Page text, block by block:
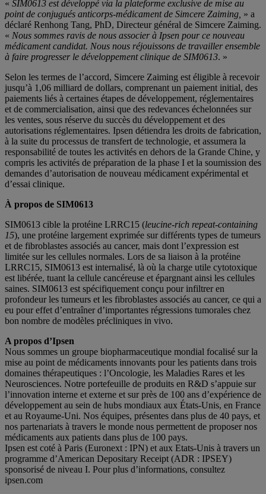
« SIM0613 est développé via la plateforme exclusive de mise au
point de conjugués anticorps-médicament de Simcere Zaiming, » a
déclaré Renhong Tang, PhD, Directeur général de Simcere Zaiming.
« Nous sommes ravis de nous associer à Ipsen pour ce nouveau
médicament candidat. Nous nous réjouissons de travailler ensemble
à faire progresser le développement clinique de SIM0613. »
Selon les termes de l’accord, Simcere Zaiming est éligible à recevoir
jusqu’à 1,06 milliard de dollars, comprenant un paiement initial, des
paiements liés à certaines étapes de développement, réglementaires
et de commercialisation, ainsi que des redevances échelonnées sur
les ventes, sous réserve du succès du développement et des
autorisations réglementaires. Ipsen détiendra les droits de fabrication,
à la suite du processus de transfert de technologie, et assumera la
responsabilité de toutes les activités en dehors de la Grande Chine, y
compris les activités de préparation de la phase I et la soumission des
demandes d’autorisation de nouveau médicament expérimental et
d’essai clinique.
À propos de SIM0613
SIM0613 cible la protéine LRRC15 (leucine-rich repeat-containing
15), une protéine largement exprimée sur différents types de tumeurs
et de fibroblastes associés au cancer, mais dont l’expression est
limitée sur les cellules normales. Lors de sa liaison à la protéine
LRRC15, SIM0613 est internalisé, là où la charge utile cytotoxique
est libérée, tuant la cellule cancéreuse et épargnant ainsi les cellules
saines. SIM0613 est spécifiquement conçu pour infiltrer en
profondeur les tumeurs et les fibroblastes associés au cancer, ce qui a
eu pour effet d’entraîner d’importantes régressions tumorales chez
bon nombre de modèles précliniques in vivo.
A propos d’Ipsen
Nous sommes un groupe biopharmaceutique mondial focalisé sur la
mise au point de médicaments innovants pour les patients dans trois
domaines thérapeutiques : l’Oncologie, les Maladies Rares et les
Neurosciences. Notre portefeuille de produits en R&D s’appuie sur
l’innovation interne et externe et sur près de 100 ans d’expérience de
développement au sein de hubs mondiaux aux États-Unis, en France
et au Royaume-Uni. Nos équipes, présentes dans plus de 40 pays, et
nos partenariats à travers le monde nous permettent de proposer nos
médicaments aux patients dans plus de 100 pays.
Ipsen est coté à Paris (Euronext : IPN) et aux Etats-Unis à travers un
programme d’American Depositary Receipt (ADR : IPSEY)
sponsorisé de niveau I. Pour plus d’informations, consultez
ipsen.com